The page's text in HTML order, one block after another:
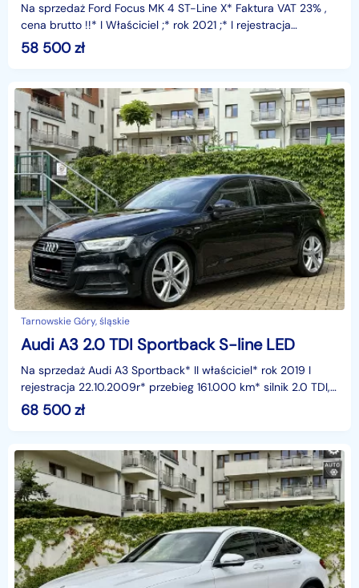
Na sprzedaż Ford Focus MK 4 ST-Line X* Faktura VAT 23% ,
cena brutto !!* I Właściciel ;* rok 2021 ;* I rejestracja
58 500zł
Tarnowskie Góry, śląskie
Audi A3 2.0 TDI Sportback S-line LED
Na sprzedaż Audi A3 Sportback* II właściciel* rok 2019 I
rejestracja 22.10.2009r* przebieg 161.000 km* silnik 2.0 TDI,
moc 150KM* skrzynia automatyczna S-troni
68 500zł